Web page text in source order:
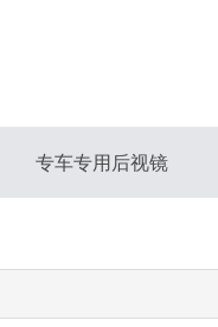
专车专用后视镜